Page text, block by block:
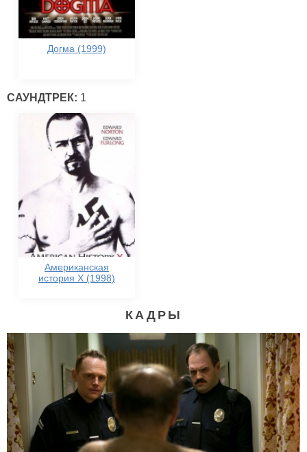
Догма (1999)
САУНДТРЕК: 1
Американская
история Х (1998)
КАДРЫ